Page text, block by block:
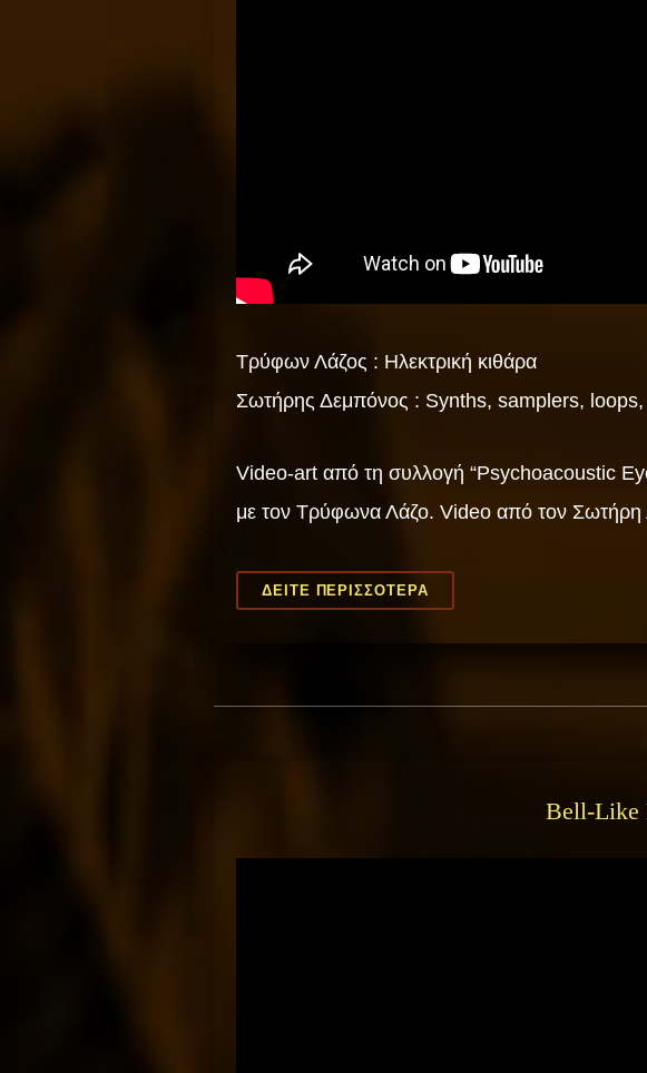
Τρύφων Λάζος : Ηλεκτρική κιθάρα
Σωτήρης Δεμπόνος : Synths, samplers,
Video-art από τη συλλογή “Psychoacoustic
με τον Τρύφωνα Λάζο. Video από τον
ΔΕΊΤΕ ΠΕΡΙΣΣΌΤΕΡΑ“THE
LAUGHING
R
Bell-Like